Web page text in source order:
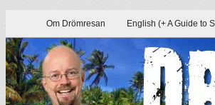
Om Drömresan English (+ A Guide to